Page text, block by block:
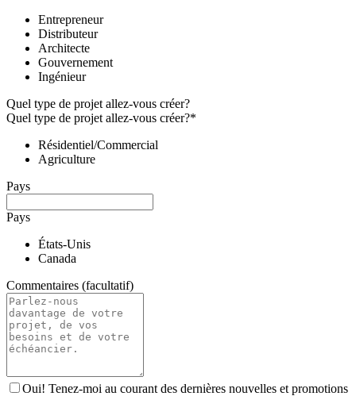
Entrepreneur
Distributeur
Architecte
Gouvernement
Ingénieur
Quel type de projet allez-vous créer?
Quel type de projet allez-vous créer?*
Résidentiel/Commercial
Agriculture
Pays
Pays
États-Unis
Canada
Commentaires (facultatif)
Oui! Tenez-moi au courant des dernières nouvelles et promotions